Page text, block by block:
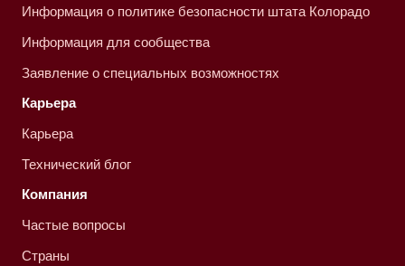
Информация о политике безопасности штата Колорадо
Информация для сообщества
Заявление о специальных возможностях
Карьера
Карьера
Технический блог
Компания
Частые вопросы
Страны